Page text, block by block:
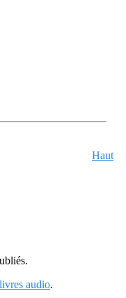
Haut
livres audio.